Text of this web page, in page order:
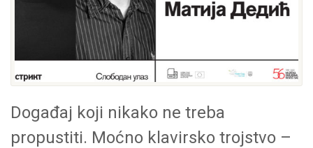
Događaj koji nikako ne treba
propustiti. Moćno klavirsko trojstvo –